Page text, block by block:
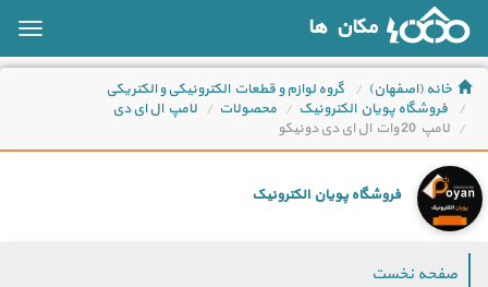
مکان ها
خانه (اصفهان)
گروه لوازم و قطعات الکترونیکی و الکتریکی
فروشگاه پویان الکترونیک
محصولات
لامپ ال ای دی
لامپ 20 وات ال ای دی دونیکو
فروشگاه پویان الکترونیک
صفحه نخست